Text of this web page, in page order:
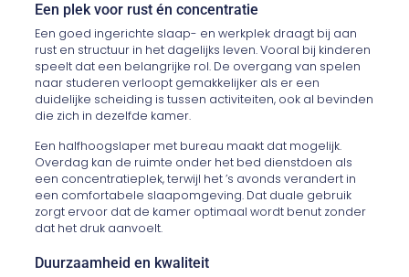
Een plek voor rust én concentratie
Een goed ingerichte slaap- en werkplek draagt bij aan
rust en structuur in het dagelijks leven. Vooral bij kinderen
speelt dat een belangrijke rol. De overgang van spelen
naar studeren verloopt gemakkelijker als er een
duidelijke scheiding is tussen activiteiten, ook al bevinden
die zich in dezelfde kamer.
Een halfhoogslaper met bureau maakt dat mogelijk.
Overdag kan de ruimte onder het bed dienstdoen als
een concentratieplek, terwijl het ’s avonds verandert in
een comfortabele slaapomgeving. Dat duale gebruik
zorgt ervoor dat de kamer optimaal wordt benut zonder
dat het druk aanvoelt.
Duurzaamheid en kwaliteit